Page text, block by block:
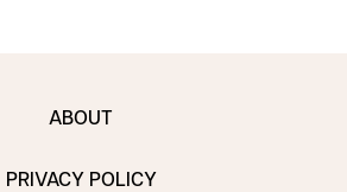
ABOUT
PRIVACY POLICY